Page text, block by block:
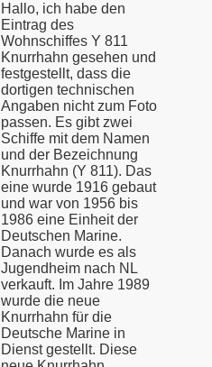
Hallo, ich habe den
Eintrag des
Wohnschiffes Y 811
Knurrhahn gesehen und
festgestellt, dass die
dortigen technischen
Angaben nicht zum Foto
passen. Es gibt zwei
Schiffe mit dem Namen
und der Bezeichnung
Knurrhahn (Y 811). Das
eine wurde 1916 gebaut
und war von 1956 bis
1986 eine Einheit der
Deutschen Marine.
Danach wurde es als
Jugendheim nach NL
verkauft. Im Jahre 1989
wurde die neue
Knurrhahn für die
Deutsche Marine in
Dienst gestellt. Diese